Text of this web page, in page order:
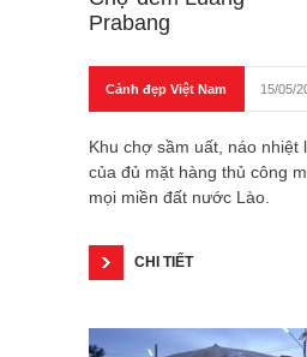
Prabang
Cảnh đẹp Việt Nam 15/05/
Khu chợ sầm uất, náo nhiệt
của đủ mặt hàng thủ công
mọi miền đất nước Lào.
CHI TIẾT